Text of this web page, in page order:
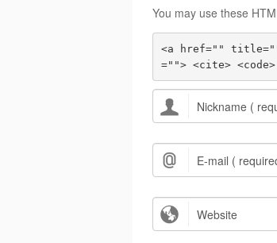
You may use these
<a href=""
=""> <cite>